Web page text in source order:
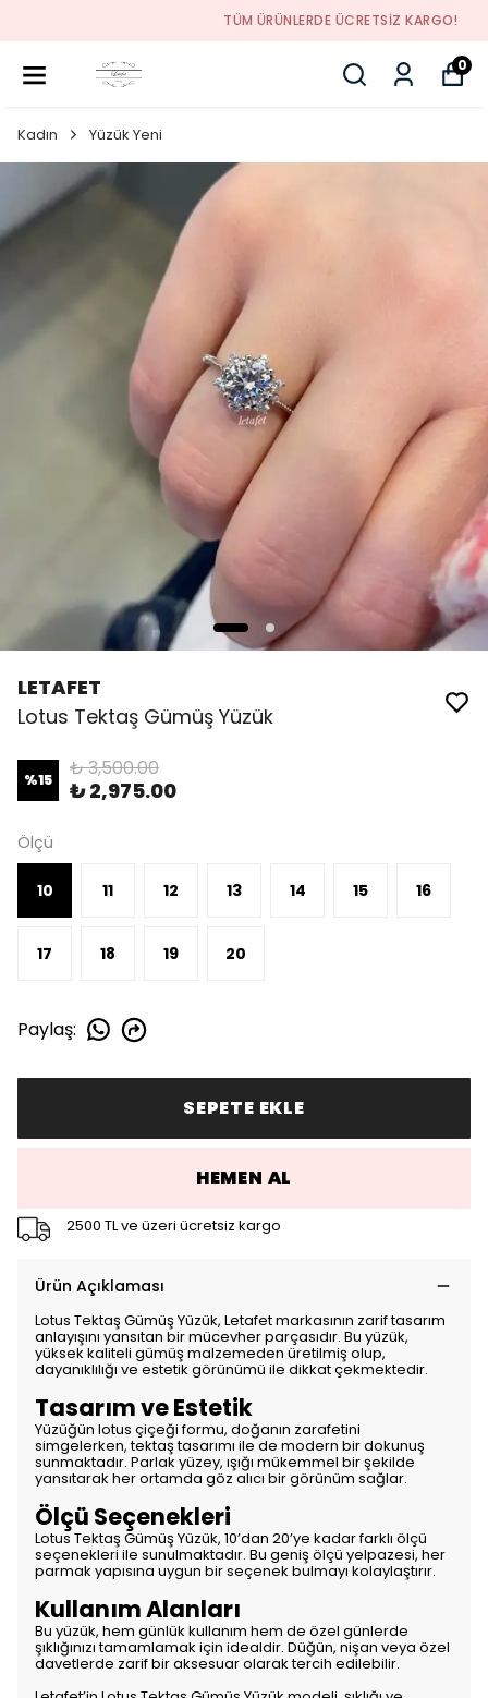
TÜM ÜRÜNLERDE ÜCRETSİZ KARGO!
0
Kadın Yüzük Yeni
LETAFET
Lotus Tektaş Gümüş Yüzük
%15 ₺ 3,500.00
₺ 2,975.00
Ölçü
10 11 12 13 14 15 16
17 18 19 20
Paylaş:
SEPETE EKLE
HEMEN AL
2500 TL ve üzeri ücretsiz kargo
Ürün Açıklaması
Lotus Tektaş Gümüş Yüzük, Letafet markasının zarif tasarım
anlayışını yansıtan bir mücevher parçasıdır. Bu yüzük,
yüksek kaliteli gümüş malzemeden üretilmiş olup,
dayanıklılığı ve estetik görünümü ile dikkat çekmektedir.
Tasarım ve Estetik
Yüzüğün lotus çiçeği formu, doğanın zarafetini
simgelerken, tektaş tasarımı ile de modern bir dokunuş
sunmaktadır. Parlak yüzey, ışığı mükemmel bir şekilde
yansıtarak her ortamda göz alıcı bir görünüm sağlar.
Ölçü Seçenekleri
Lotus Tektaş Gümüş Yüzük, 10’dan 20’ye kadar farklı ölçü
seçenekleri ile sunulmaktadır. Bu geniş ölçü yelpazesi, her
parmak yapısına uygun bir seçenek bulmayı kolaylaştırır.
Kullanım Alanları
Bu yüzük, hem günlük kullanım hem de özel günlerde
şıklığınızı tamamlamak için idealdir. Düğün, nişan veya özel
davetlerde zarif bir aksesuar olarak tercih edilebilir.